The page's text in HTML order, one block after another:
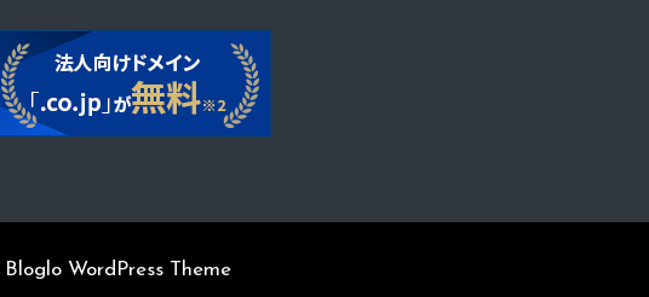
Bloglo WordPress Theme